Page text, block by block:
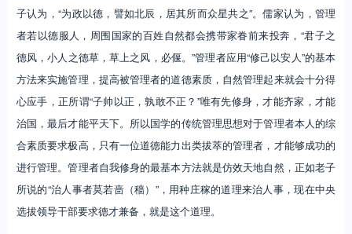
子认为，“为政以德，譬如北辰，居其所而众星共之”。儒家认为，管理
者若以德服人，周围国家的百姓自然都会携带家眷前来投奔，“君子之
德风，小人之德草，草上之风，必偃。”管理者应用“修己以安人”的基本
方法来实施管理，提高被管理者的道德素质，自然管理起来就会十分得
心应手，正所谓“子帅以正，孰敢不正？”唯有先修身，才能齐家，才能
治国，最后才能平天下。所以国学的传统管理思想对于管理者本人的综
合素质要求极高，只有一位道德能力出类拔萃的管理者，才能够成功的
进行管理。管理者自我修身的最基本方法就是仿效天地自然，正如老子
所说的“治人事者莫若啬（穑）”，用种庄稼的道理来治人事，现在中央
选拔领导干部要求德才兼备，就是这个道理。